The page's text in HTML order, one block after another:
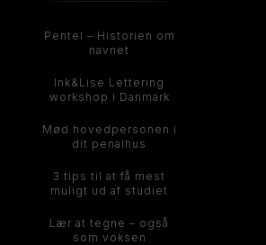
Pentel – Historien om
navnet
Ink&Lise Lettering
workshop i Danmark
Mød hovedpersonen i
dit penalhus
3 tips til at få mest
muligt ud af studiet
Lær at tegne – også
som voksen